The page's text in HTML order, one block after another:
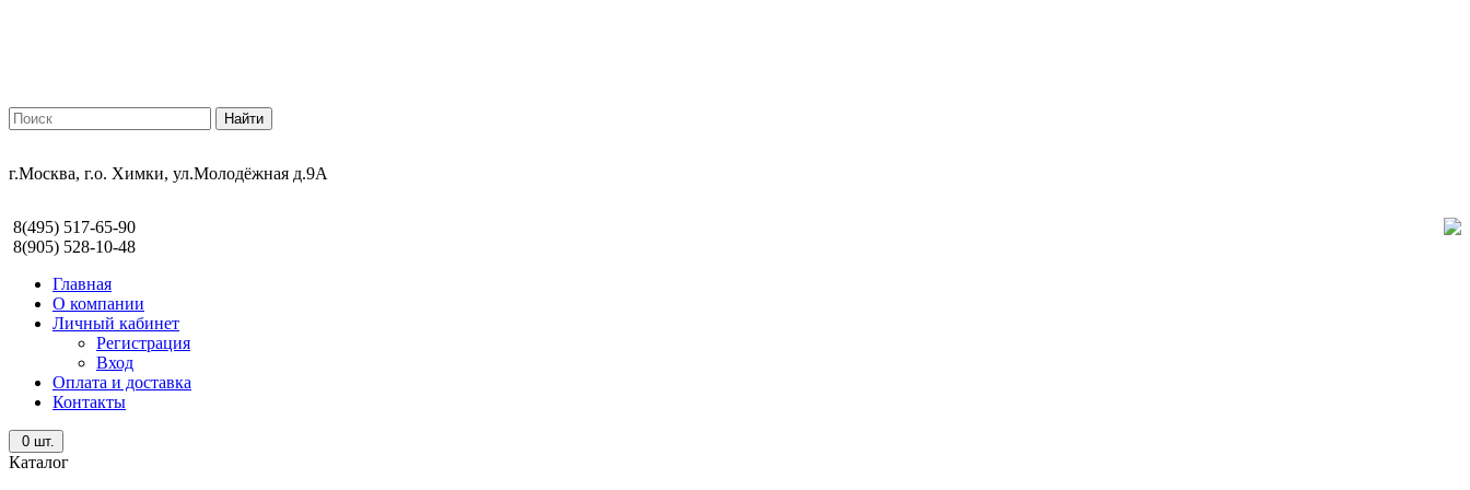
г.Москва, г.о. Химки, ул.Молодёжная д.9А
8(495) 517-65-90
8(905) 528-10-48
Главная
О компании
Личный кабинет
Регистрация
Вход
Оплата и доставка
Контакты
0 шт.
Каталог